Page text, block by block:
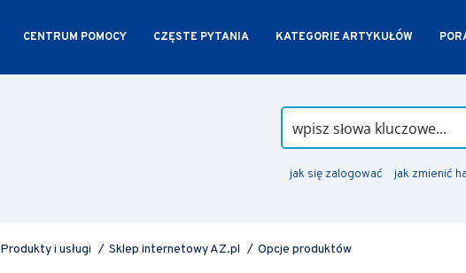
CENTRUM POMOCY CZĘSTE PYTANIA KATEGORIE ARTYKUŁÓW
jak się zalogować jak zmienić
Produkty i usługi / Sklep internetowy AZ.pl / Opcje produktów